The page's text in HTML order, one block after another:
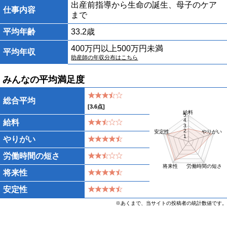
仕事内容
出産前指導から生命の誕生、母子のケア
まで
平均年齢
33.2歳
平均年収 400万円以上500万円未満
助産師の年収分布はこちら
みんなの平均満足度
総合平均
[3.6点]
1
2
3
4
5
給料
やりがい
労働時間の短さ
将来性
安定性
給料
やりがい
労働時間の短さ
将来性
安定性
※あくまで、当サイトの投稿者の統計数値です。